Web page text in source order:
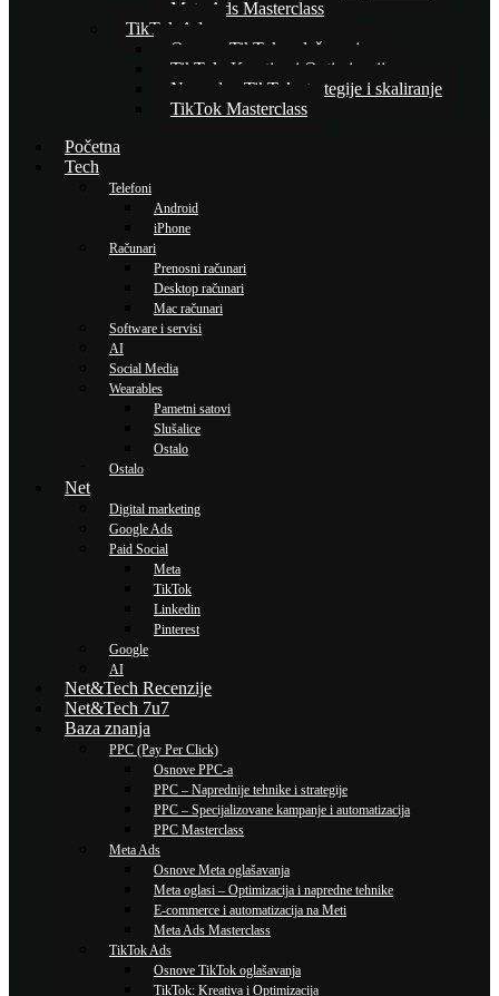
Meta Ads Masterclass
TikTok Ads
Osnove TikTok oglašavanja
TikTok: Kreativa i Optimizacija
Napredne TikTok strategije i skaliranje
TikTok Masterclass
Početna
Tech
Telefoni
Android
iPhone
Računari
Prenosni računari
Desktop računari
Mac računari
Software i servisi
AI
Social Media
Wearables
Pametni satovi
Slušalice
Ostalo
Ostalo
Net
Digital marketing
Google Ads
Paid Social
Meta
TikTok
Linkedin
Pinterest
Google
AI
Net&Tech Recenzije
Net&Tech 7u7
Baza znanja
PPC (Pay Per Click)
Osnove PPC-a
PPC – Naprednije tehnike i strategije
PPC – Specijalizovane kampanje i automatizacija
PPC Masterclass
Meta Ads
Osnove Meta oglašavanja
Meta oglasi – Optimizacija i napredne tehnike
E-commerce i automatizacija na Meti
Meta Ads Masterclass
TikTok Ads
Osnove TikTok oglašavanja
TikTok: Kreativa i Optimizacija